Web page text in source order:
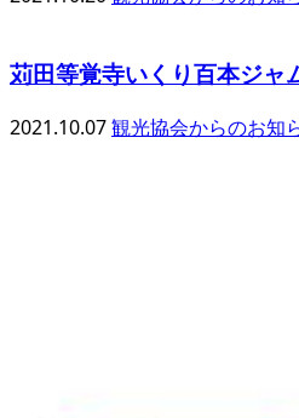
苅田等覚寺いくり百本ジャ
2021.10.07観光協会からのお知